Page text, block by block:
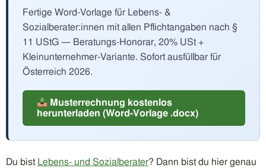
Fertige Word-Vorlage für Lebens- &
Sozialberater:innen mit allen Pflichtangaben nach §
11 UStG — Beratungs-Honorar, 20% USt +
Kleinunternehmer-Variante. Sofort ausfüllbar für
Österreich 2026.
Musterrechnung kostenlos
herunterladen (Word-Vorlage .docx)
Du bist Lebens- und Sozialberater? Dann bist du hier genau